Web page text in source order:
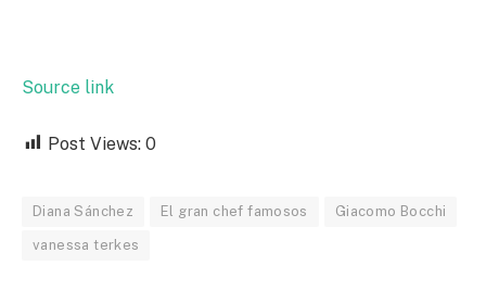
Source link
Post Views: 0
Diana Sánchez El gran chef famosos Giacomo Bocchi
vanessa terkes